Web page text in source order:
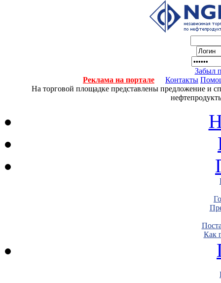
Забыл
Реклама на портале
Контакты
На торговой площадке представлены предложение и
Как